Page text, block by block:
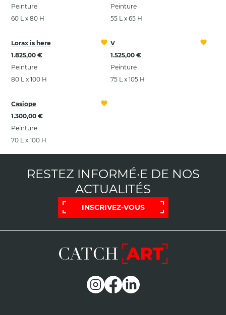
Peinture
60 L x 80 H
Peinture
55 L x 65 H
Lorax is here
1.825,00 €
Peinture
80 L x 100 H
V
1.525,00 €
Peinture
75 L x 105 H
Casiope
1.300,00 €
Peinture
70 L x 100 H
RESTEZ INFORMÉ·E DE NOS
ACTUALITÉS
INSCRIVEZ-VOUS